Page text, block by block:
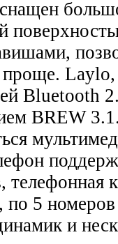
Laylo,
Bluetooth
BREW
телефонная
по 5
и